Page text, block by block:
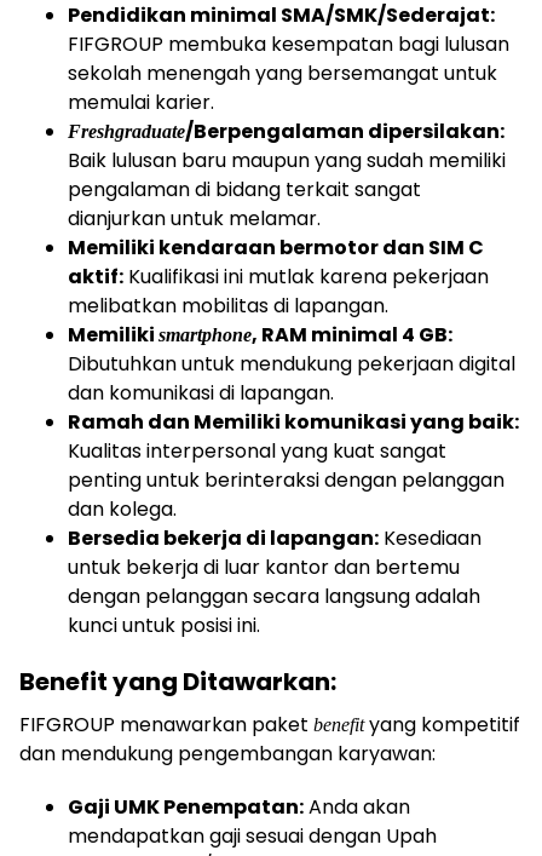
Pendidikan minimal SMA/SMK/Sederajat:
FIFGROUP membuka kesempatan bagi lulusan
sekolah menengah yang bersemangat untuk
memulai karier.
Freshgraduate/Berpengalaman dipersilakan:
Baik lulusan baru maupun yang sudah memiliki
pengalaman di bidang terkait sangat
dianjurkan untuk melamar.
Memiliki kendaraan bermotor dan SIM C
aktif: Kualifikasi ini mutlak karena pekerjaan
melibatkan mobilitas di lapangan.
Memiliki smartphone, RAM minimal 4 GB:
Dibutuhkan untuk mendukung pekerjaan digital
dan komunikasi di lapangan.
Ramah dan Memiliki komunikasi yang baik:
Kualitas interpersonal yang kuat sangat
penting untuk berinteraksi dengan pelanggan
dan kolega.
Bersedia bekerja di lapangan: Kesediaan
untuk bekerja di luar kantor dan bertemu
dengan pelanggan secara langsung adalah
kunci untuk posisi ini.
Benefit yang Ditawarkan:
FIFGROUP menawarkan paket benefityang kompetitif
dan mendukung pengembangan karyawan:
Gaji UMK Penempatan:Anda akan
mendapatkan gaji sesuai dengan Upah